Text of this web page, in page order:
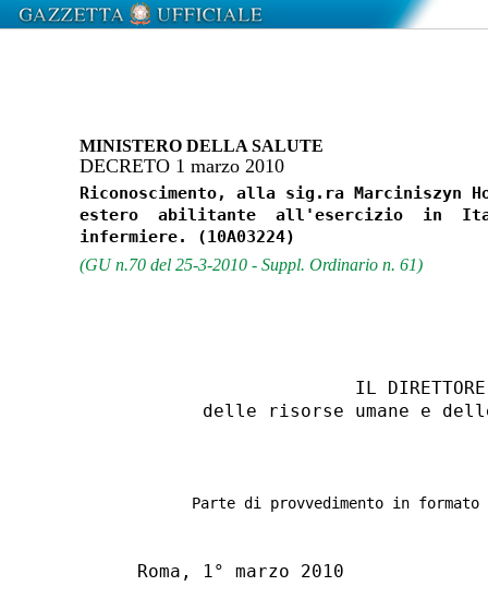
MINISTERO DELLA SALUTE
DECRETO 1 marzo 2010
Riconoscimento, alla sig.ra
estero  abilitante  all'esercizio  in
(GU n.70 del 25-3-2010 - Suppl. Ordinario n. 61)
IL
delle risorse umane e
Parte di provvedimento in
    Roma, 1° marzo 2010